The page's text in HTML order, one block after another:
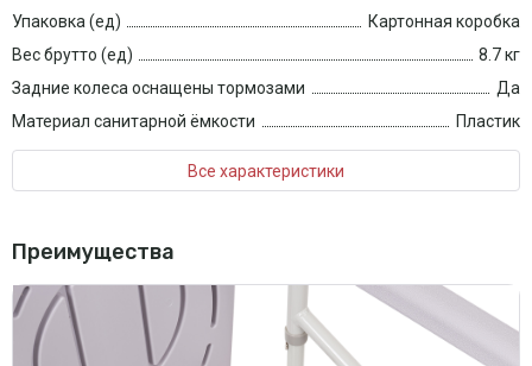
Упаковка (ед)
Картонная коробка
Вес брутто (ед)
8.7 кг
Задние колеса оснащены тормозами
Да
Материал санитарной ёмкости
Пластик
Все характеристики
Преимущества